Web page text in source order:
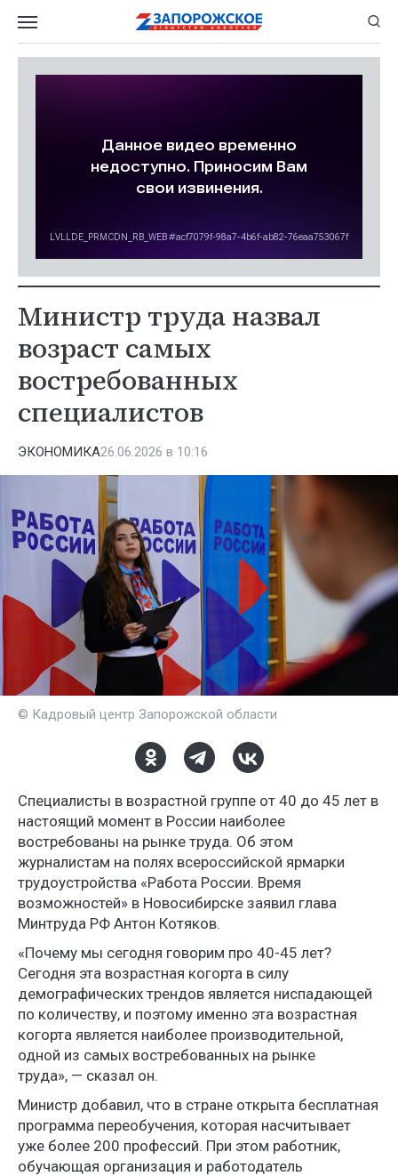
Министр труда назвал
возраст самых
востребованных
специалистов
ЭКОНОМИКА26.06.2026 в 10:16
© Кадровый центр Запорожской области
Специалисты в возрастной группе от 40 до 45 лет в
настоящий момент в России наиболее
востребованы на рынке труда. Об этом
журналистам на полях всероссийской ярмарки
трудоустройства «Работа России. Время
возможностей» в Новосибирске заявил глава
Минтруда РФ Антон Котяков.
«Почему мы сегодня говорим про 40-45 лет?
Сегодня эта возрастная когорта в силу
демографических трендов является ниспадающей
по количеству, и поэтому именно эта возрастная
когорта является наиболее производительной,
одной из самых востребованных на рынке
труда», — сказал он.
Министр добавил, что в стране открыта бесплатная
программа переобучения, которая насчитывает
уже более 200 профессий. При этом работник,
обучающая организация и работодатель